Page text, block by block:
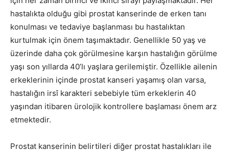
hastalıkta olduğu gibi prostat kanserinde de erken tanı
konulması ve tedaviye başlanması bu hastalıktan
kurtulmak için önem taşımaktadır. Genellikle 50 yaş ve
üzerinde daha çok görülmesine karşın hastalığın görülme
yaşı son yıllarda 40’lı yaşlara gerilemiştir. Özellikle ailenin
erkeklerinin içinde prostat kanseri yaşamış olan varsa,
hastalığın irsî karakteri sebebiyle tüm erkeklerin 40
yaşından itibaren ürolojik kontrollere başlaması önem arz
etmektedir.
Prostat kanserinin belirtileri diğer prostat hastalıkları ile